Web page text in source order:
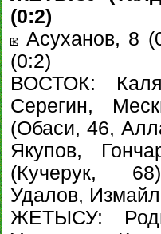
(0:2)
Асуханов, 8
(0:2)
ВОСТОК:
Серегин,
(Обаси, 46,
Якупов,
(Кучерук,
Удалов,
ЖЕТЫСУ: